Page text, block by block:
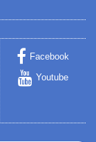
Facebook
Youtube